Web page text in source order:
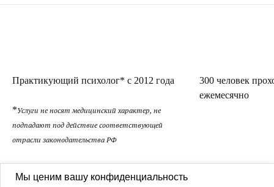
Практикующий психолог* с 2012 года
*Услуги не носят медицинский характер, не
подпадают под действие соответствующей
отрасли законодательства РФ
300 человек
ежемесячно
Мы ценим вашу конфиденциальность